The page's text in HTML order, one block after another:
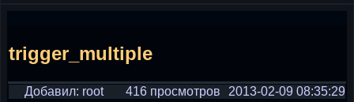
trigger_multiple
Добавил: root 2013-02-09 08:35:29
416 просмотров